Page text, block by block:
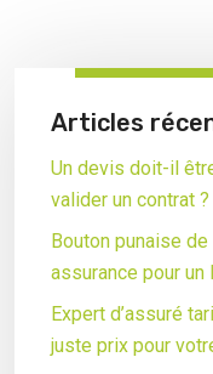
Articles
Un devis doit-il
valider un contrat ?
Bouton punaise
assurance pour
Expert d’assuré
juste prix pour